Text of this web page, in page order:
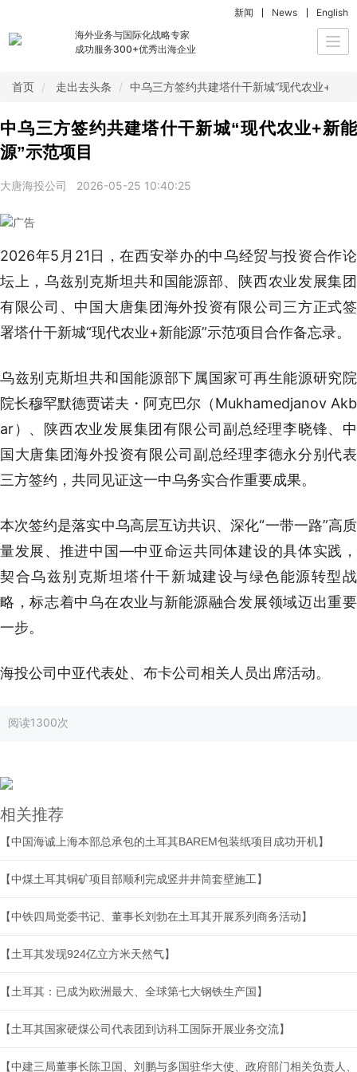
海外业务与国际化战略专家
成功服务300+优秀出海企业
新闻 News English
首页 走出去头条 中乌三方签约共建塔什干新城“现代农业+新能
中乌三方签约共建塔什干新城“现代农业+新能
源”示范项目
大唐海投公司 2026-05-25 10:40:25
2026年5月21日，在西安举办的中乌经贸与投资合作论
坛上，乌兹别克斯坦共和国能源部、陕西农业发展集团
有限公司、中国大唐集团海外投资有限公司三方正式签
署塔什干新城“现代农业+新能源”示范项目合作备忘录。
乌兹别克斯坦共和国能源部下属国家可再生能源研究院
院长穆罕默德贾诺夫・阿克巴尔（Mukhamedjanov Akb
ar）、陕西农业发展集团有限公司副总经理李晓锋、中
国大唐集团海外投资有限公司副总经理李德永分别代表
三方签约，共同见证这一中乌务实合作重要成果。
本次签约是落实中乌高层互访共识、深化“一带一路”高质
量发展、推进中国—中亚命运共同体建设的具体实践，
契合乌兹别克斯坦塔什干新城建设与绿色能源转型战
略，标志着中乌在农业与新能源融合发展领域迈出重要
一步。
海投公司中亚代表处、布卡公司相关人员出席活动。
阅读1300次
相关推荐
【中国海诚上海本部总承包的土耳其BAREM包装纸项目成功开机】
【中煤土耳其铜矿项目部顺利完成竖井井筒套壁施工】
【中铁四局党委书记、董事长刘勃在土耳其开展系列商务活动】
【土耳其发现924亿立方米天然气】
【土耳其：已成为欧洲最大、全球第七大钢铁生产国】
【土耳其国家硬煤公司代表团到访科工国际开展业务交流】
【中建三局董事长陈卫国、刘鹏与多国驻华大使、政府部门相关负责人